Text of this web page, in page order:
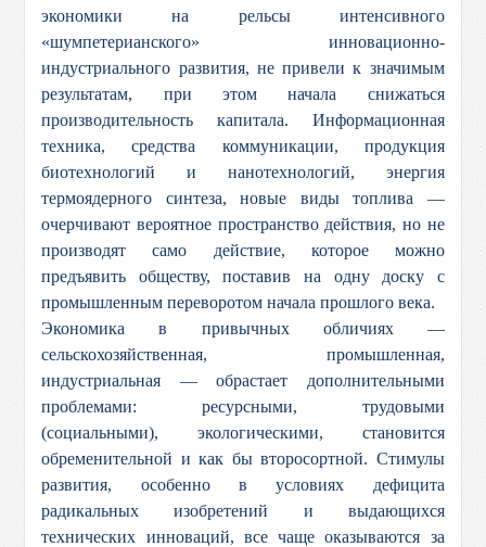
экономики на рельсы интенсивного
«шумпетерианского» инновационно-
индустриального развития, не привели к значимым
результатам, при этом начала снижаться
производительность капитала. Информационная
техника, средства коммуникации, продукция
биотехнологий и нанотехнологий, энергия
термоядерного синтеза, новые виды топлива —
очерчивают вероятное пространство действия, но не
производят само действие, которое можно
предъявить обществу, поставив на одну доску с
промышленным переворотом начала прошлого века.
Экономика в привычных обличиях —
сельскохозяйственная, промышленная,
индустриальная — обрастает дополнительными
проблемами: ресурсными, трудовыми
(социальными), экологическими, становится
обременительной и как бы второсортной. Стимулы
развития, особенно в условиях дефицита
радикальных изобретений и выдающихся
технических инноваций, все чаще оказываются за